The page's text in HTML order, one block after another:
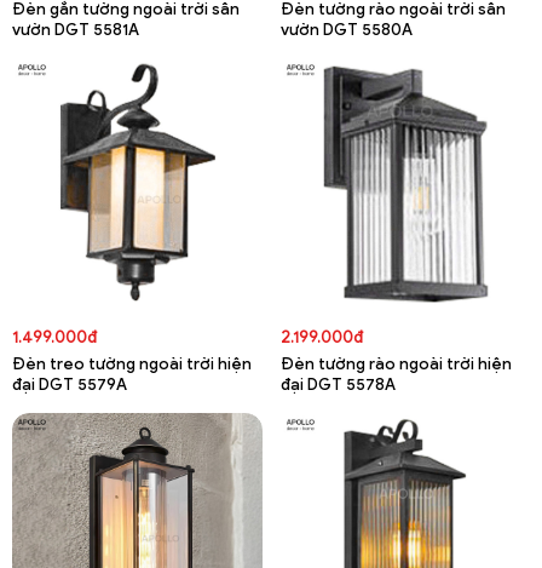
Đèn gắn tường ngoài trời sân
vườn DGT 5581A
Đèn tường rào ngoài trời sân
vườn DGT 5580A
1.499.000đ
Đèn treo tường ngoài trời hiện
đại DGT 5579A
2.199.000đ
Đèn tường rào ngoài trời hiện
đại DGT 5578A